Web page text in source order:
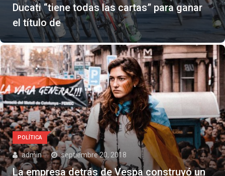
Ducati “tiene todas las cartas” para ganar
el título de
POLÍTICA
admin septiembre 20, 2018
La empresa detrás de Vespa construyó un